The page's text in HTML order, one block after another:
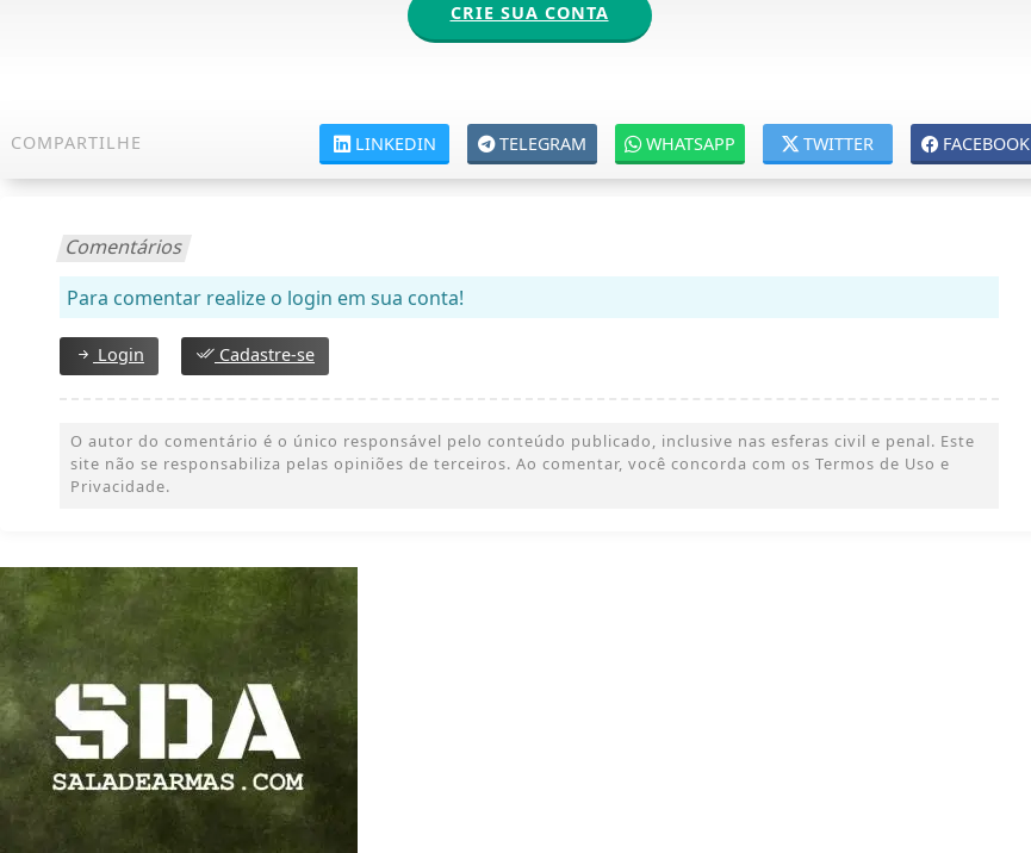
CRIE SUA CONTA
COMPARTILHE FACEBOOK
TWITTER
WHATSAPP
TELEGRAM
LINKEDIN
Comentários
Para comentar realize o login em sua conta!
Login Cadastre-se
O autor do comentário é o único responsável pelo conteúdo publicado, inclusive nas esferas civil e penal. Este
site não se responsabiliza pelas opiniões de terceiros. Ao comentar, você concorda com os Termos de Uso e
Privacidade.